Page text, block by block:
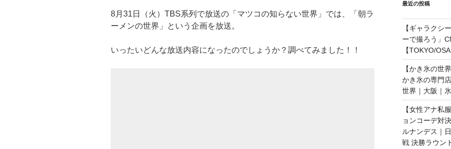
8月31日（火）TBS系列で放送の「マツコの知らない世界」では、「朝ラ
ーメンの世界」という企画を放送。
いったいどんな放送内容になったのでしょうか？調べてみました！！
最近の投稿
【ギャラクシ
ーで撮ろう」
【TOKYO/
【かき氷の世
かき氷の専門
世界｜大阪｜
【女性アナ私
ョンコーデ対
ルナンデス｜
戦 決勝ラウン